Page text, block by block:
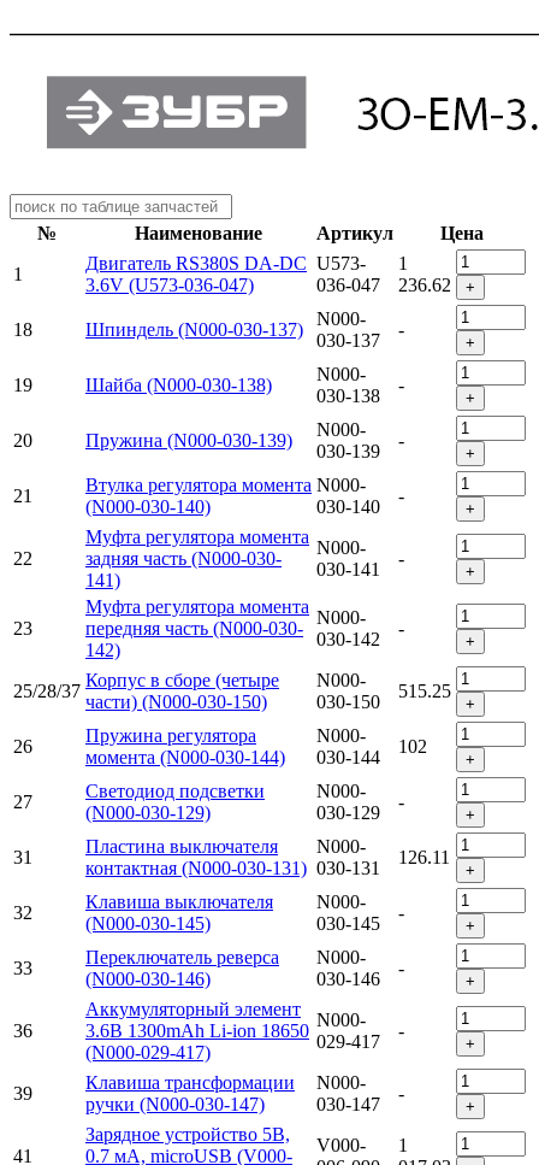
№ Наименование Артикул
Цена
1
Двигатель RS380S DA-DC
3.6V (U573-036-047)
U573-
036-047
1
236.62
+
18 Шпиндель (N000-030-137)
N000-
030-137
-
+
19 Шайба (N000-030-138)
N000-
030-138
-
+
20 Пружина (N000-030-139)
N000-
030-139
-
+
21
Втулка регулятора момента
(N000-030-140)
N000-
030-140
-
+
22
Муфта регулятора момента
задняя часть (N000-030-
141)
N000-
030-141
-
+
23
Муфта регулятора момента
передняя часть (N000-030-
142)
N000-
030-142
-
+
25/28/37
Корпус в сборе (четыре
части) (N000-030-150)
N000-
030-150
515.25
+
26
Пружина регулятора
момента (N000-030-144)
N000-
030-144
102
+
27
Светодиод подсветки
(N000-030-129)
N000-
030-129
-
+
31
Пластина выключателя
контактная (N000-030-131)
N000-
030-131
126.11
+
32
Клавиша выключателя
(N000-030-145)
N000-
030-145
-
+
33
Переключатель реверса
(N000-030-146)
N000-
030-146
-
+
36
Аккумуляторный элемент
3.6В 1300mAh Li-ion 18650
(N000-029-417)
N000-
029-417
-
+
39
Клавиша трансформации
ручки (N000-030-147)
N000-
030-147
-
+
41
Зарядное устройство 5В,
0.7 мА, microUSB (V000-
V000-
1